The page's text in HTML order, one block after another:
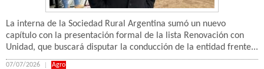
La interna de la Sociedad Rural Argentina sumó un nuevo
capítulo con la presentación formal de la lista Renovación con
Unidad, que buscará disputar la conducción de la entidad frente...
07/07/2026 Agro